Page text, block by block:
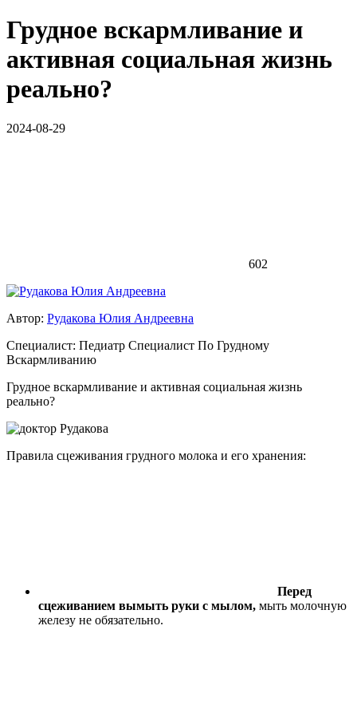
Грудное вскармливание и
активная социальная жизнь
реально?
2024-08-29
602
Автор: Рудакова Юлия Андреевна
Специалист: Педиатр Специалист По Грудному
Вскармливанию
Грудное вскармливание и активная социальная жизнь
реально?
Правила сцеживания грудного молока и его хранения:
Перед
сцеживанием вымыть руки с мылом, мыть молочную
железу не обязательно.